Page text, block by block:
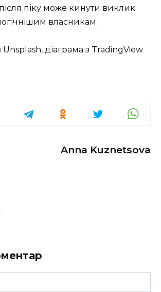
піку може кинути виклик
власникам.
діаграма з TradingView
Anna Kuznetsova